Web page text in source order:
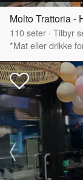
Molto Trattoria -
110seter · Tilbyr
*Mat eller drikke